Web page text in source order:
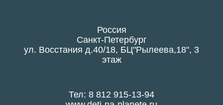
Россия
Санкт-Петербург
ул. Восстания д.40/18, БЦ"Рылеева,18", 3
этаж
Тел: 8 812 915-13-94